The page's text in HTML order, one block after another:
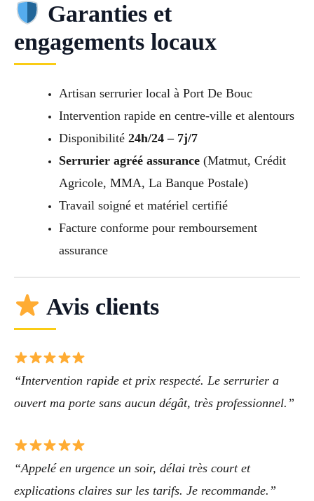
Garanties et
engagements locaux
Artisan serrurier local à Port De Bouc
Intervention rapide en centre-ville et alentours
Disponibilité 24h/24 – 7j/7
Serrurier agréé assurance(Matmut, Crédit
Agricole, MMA, La Banque Postale)
Travail soigné et matériel certifié
Facture conforme pour remboursement
assurance
Avis clients
“Intervention rapide et prix respecté. Le serrurier a
ouvert ma porte sans aucun dégât, très professionnel.”
“Appelé en urgence un soir, délai très court et
explications claires sur les tarifs. Je recommande.”